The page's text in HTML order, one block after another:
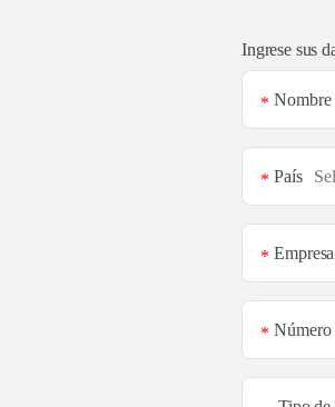
Ingrese sus
Nombre
*
País
*
Empresa
*
Número
*